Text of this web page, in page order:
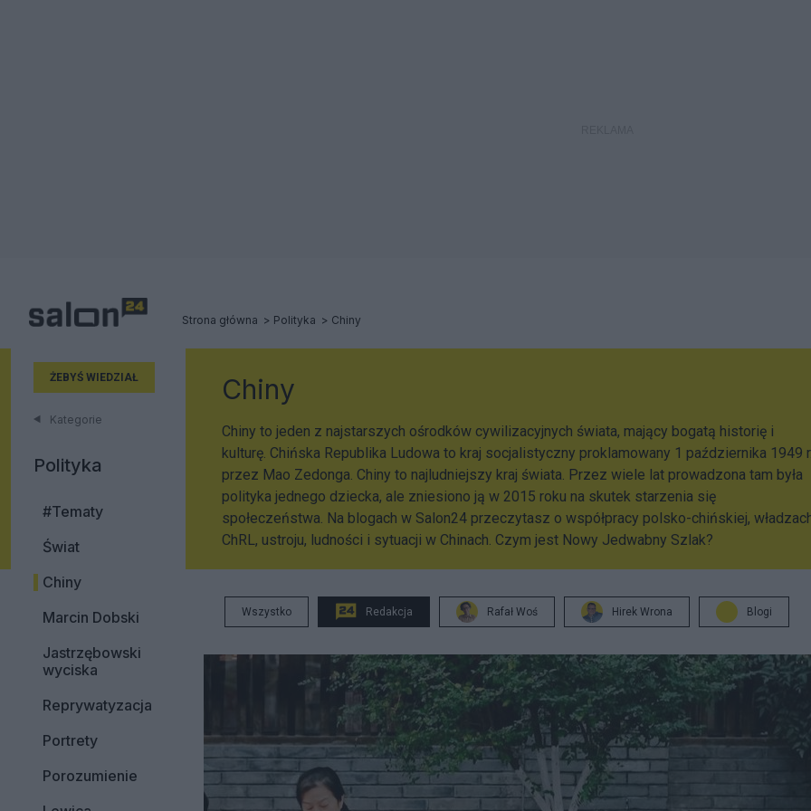
Strona główna Polityka Chiny
ŻEBYŚ WIEDZIAŁ
Kategorie
Polityka
#Tematy
Świat
Chiny
Marcin Dobski
Jastrzębowski
wyciska
Reprywatyzacja
Portrety
Porozumienie
Chiny
Chiny to jeden z najstarszych ośrodków cywilizacyjnych świata, mający bogatą historię i
kulturę. Chińska Republika Ludowa to kraj socjalistyczny proklamowany 1 października 1949
przez Mao Zedonga. Chiny to najludniejszy kraj świata. Przez wiele lat prowadzona tam była
polityka jednego dziecka, ale zniesiono ją w 2015 roku na skutek starzenia się
społeczeństwa. Na blogach w Salon24 przeczytasz o współpracy polsko-chińskiej,
ChRL, ustroju, ludności i sytuacji w Chinach. Czym jest Nowy Jedwabny Szlak?
Wszystko Redakcja Rafał Woś Hirek Wrona Blogi